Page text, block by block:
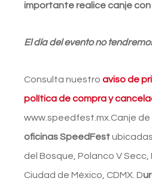
importante realice canje
El día del evento no
Consulta nuestro aviso de
política de compra y
www.speedfest.mx.Canje de
oficinas SpeedFest
del Bosque, Polanco V Secc,
Ciudad de México, CDMX. D